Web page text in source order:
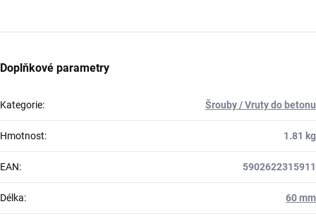
Doplňkové parametry
Kategorie: Šrouby / Vruty do betonu
Hmotnost: 1.81 kg
EAN: 5902622315911
Délka: 60 mm